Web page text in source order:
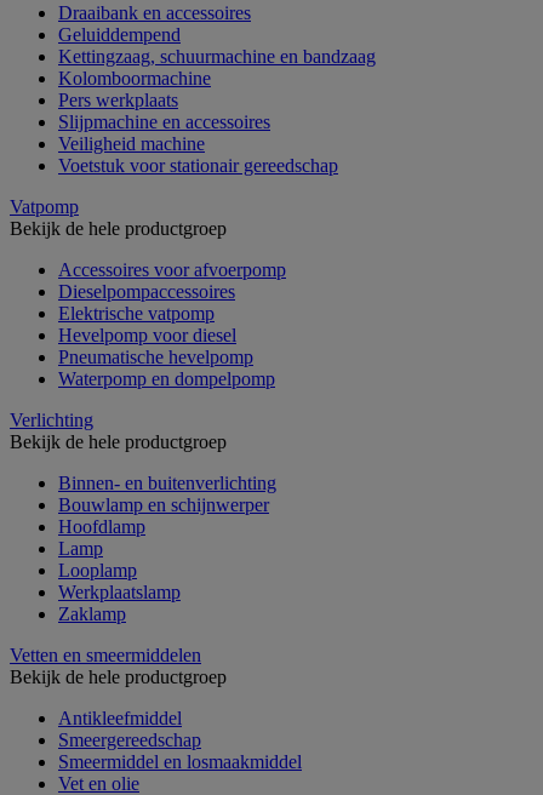
Draaibank en accessoires
Geluiddempend
Kettingzaag, schuurmachine en bandzaag
Kolomboormachine
Pers werkplaats
Slijpmachine en accessoires
Veiligheid machine
Voetstuk voor stationair gereedschap
Vatpomp
Bekijk de hele productgroep
Accessoires voor afvoerpomp
Dieselpompaccessoires
Elektrische vatpomp
Hevelpomp voor diesel
Pneumatische hevelpomp
Waterpomp en dompelpomp
Verlichting
Bekijk de hele productgroep
Binnen- en buitenverlichting
Bouwlamp en schijnwerper
Hoofdlamp
Lamp
Looplamp
Werkplaatslamp
Zaklamp
Vetten en smeermiddelen
Bekijk de hele productgroep
Antikleefmiddel
Smeergereedschap
Smeermiddel en losmaakmiddel
Vet en olie